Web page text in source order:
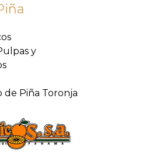
y
de Piña Toronja